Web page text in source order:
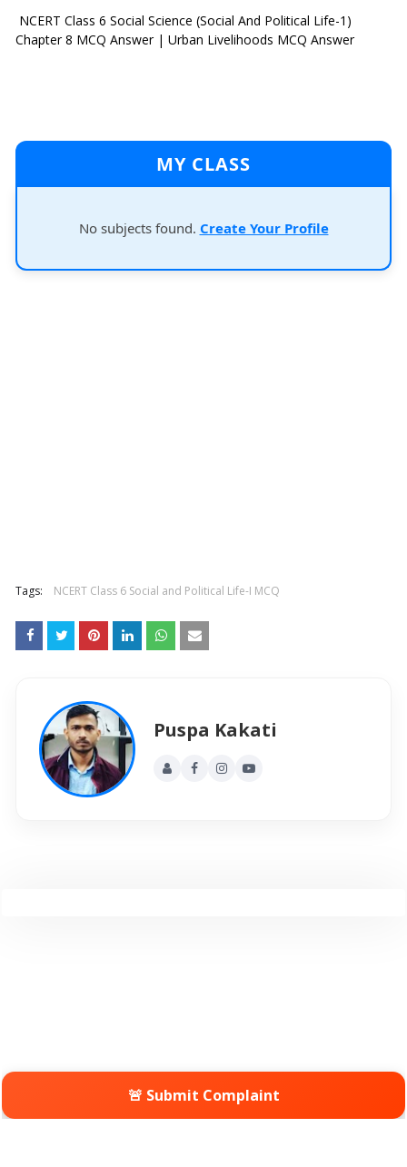
NCERT Class 6 Social Science (Social And Political Life-1)
Chapter 8 MCQ Answer | Urban Livelihoods MCQ Answer
MY CLASS
No subjects found. Create Your Profile
Tags: NCERT Class 6 Social and Political Life-I MCQ
Puspa Kakati
🚨 Submit Complaint